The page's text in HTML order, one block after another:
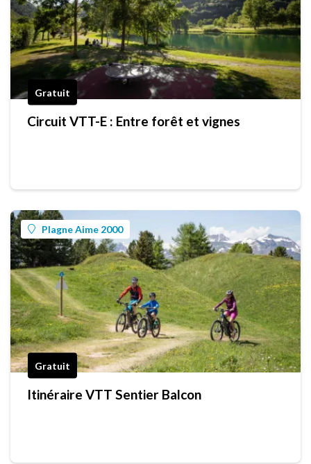
Gratuit
Circuit VTT-E : Entre forêt et vignes
Plagne Aime 2000
Gratuit
Itinéraire VTT Sentier Balcon